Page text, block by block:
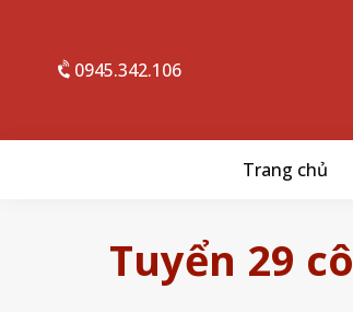
0945.342.106
Trang chủ
Tuyển 29